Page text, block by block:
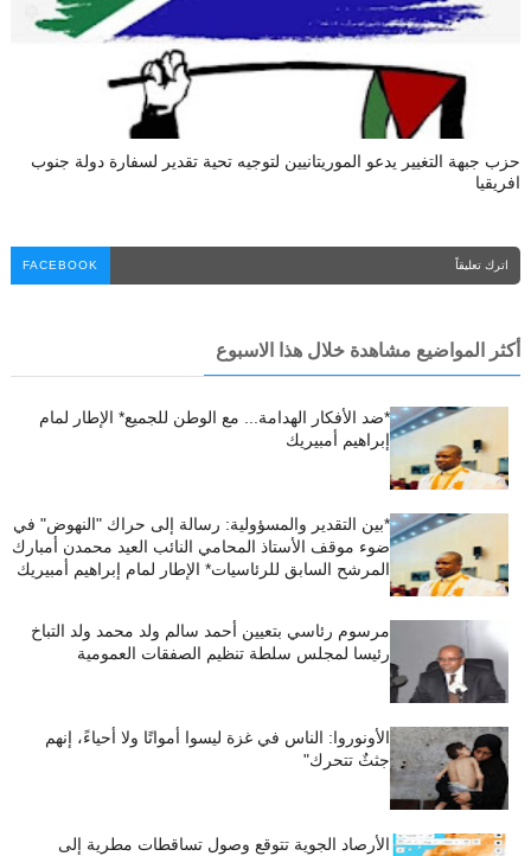
حزب جبهة التغيير يدعو الموريتانيين لتوجيه تحية تقدير لسفارة دولة جنوب
افريقيا
اترك تعليقاً FACEBOOK
أكثر المواضيع مشاهدة خلال هذا الاسبوع
*ضد الأفكار الهدامة... مع الوطن للجميع* الإطار لمام
إبراهيم أمبيريك
*بين التقدير والمسؤولية: رسالة إلى حراك "النهوض" في
ضوء موقف الأستاذ المحامي النائب العيد محمدن أمبارك
المرشح السابق للرئاسيات* الإطار لمام إبراهيم أمبيريك
مرسوم رئاسي بتعيين أحمد سالم ولد محمد ولد التباخ
رئيسا لمجلس سلطة تنظيم الصفقات العمومية
الأونوروا: الناس في غزة ليسوا أمواتًا ولا أحياءً، إنهم
جثثٌ تتحرك"
الأرصاد الجوية تتوقع وصول تساقطات مطرية إلى